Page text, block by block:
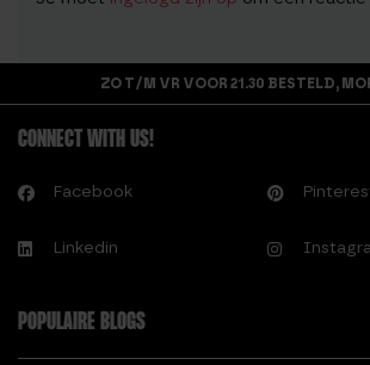
ZO T/M VR VOOR 21.30 BESTELD,
CONNECT WITH US!
Facebook
Linkedin
POPULAIRE BLOGS